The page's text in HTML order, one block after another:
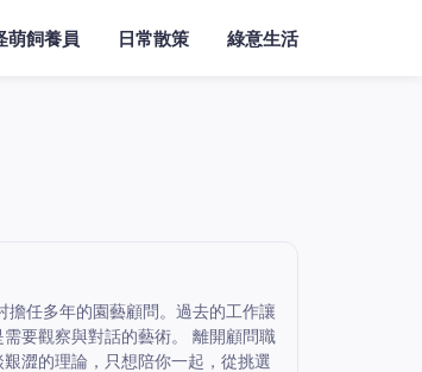
萌飼養員 日常散策 綠意生活
任多年的園藝顧問。過去的工作讓
要觀察與對話的藝術。 離開顧問職
澀的理論，只想陪你一起，從挑選